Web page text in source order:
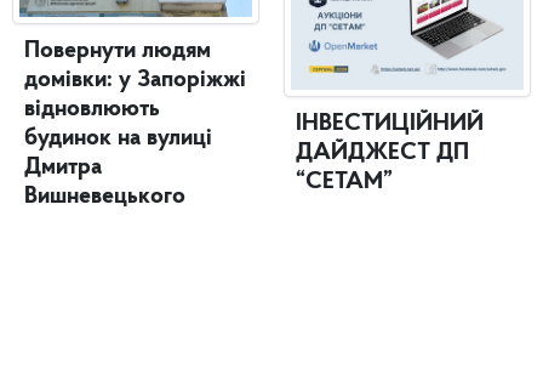
Повернути людям
домівки: у Запоріжжі
відновлюють
будинок на вулиці
Дмитра
Вишневецького
ІНВЕСТИЦІЙНИЙ
ДАЙДЖЕСТ ДП
“СЕТАМ”